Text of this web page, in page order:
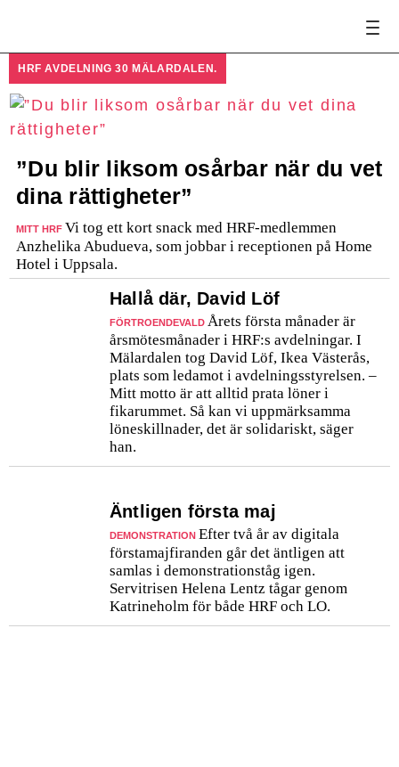
HRF AVDELNING 30 MÄLARDALEN.
”Du blir liksom osårbar när du vet
dina rättigheter”
MITT HRF Vi tog ett kort snack med HRF-medlemmen
Anzhelika Abudueva, som jobbar i receptionen på Home
Hotel i Uppsala.
Hallå där, David Löf
FÖRTROENDEVALD Årets första månader är
årsmötesmånader i HRF:s avdelningar. I
Mälardalen tog David Löf, Ikea Västerås,
plats som ledamot i avdelningsstyrelsen. –
Mitt motto är att alltid prata löner i
fikarummet. Så kan vi uppmärksamma
löneskillnader, det är solidariskt, säger
han.
Äntligen första maj
DEMONSTRATION Efter två år av digitala
förstamajfiranden går det äntligen att
samlas i demonstrationståg igen.
Servitrisen Helena Lentz tågar genom
Katrineholm för både HRF och LO.